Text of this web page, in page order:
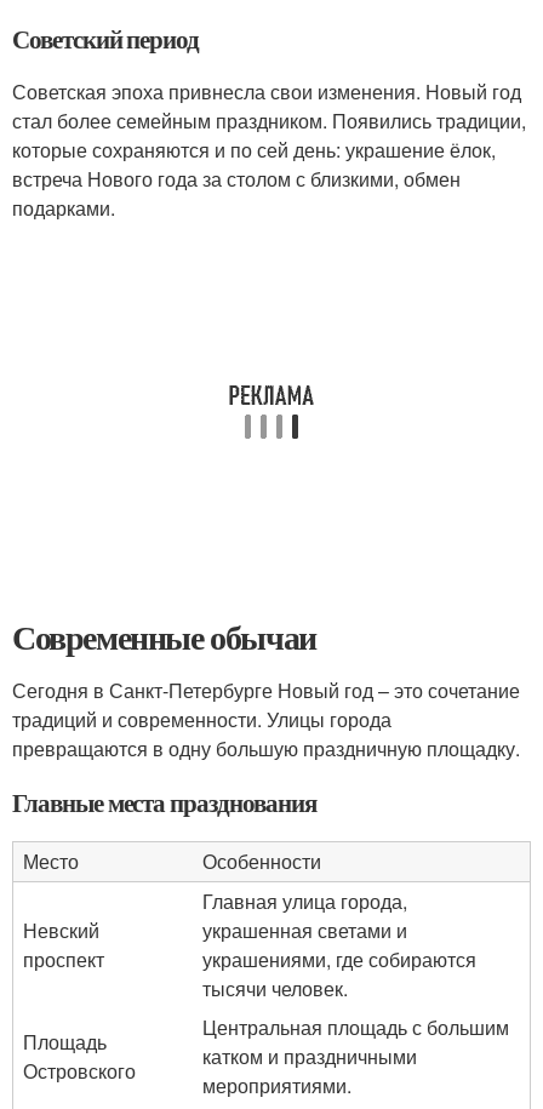
Советский период
Советская эпоха привнесла свои изменения. Новый год
стал более семейным праздником. Появились традиции,
которые сохраняются и по сей день: украшение ёлок,
встреча Нового года за столом с близкими, обмен
подарками.
Современные обычаи
Сегодня в Санкт-Петербурге Новый год – это сочетание
традиций и современности. Улицы города
превращаются в одну большую праздничную площадку.
Главные места празднования
Место Особенности
Невский
проспект
Главная улица города,
украшенная светами и
украшениями, где собираются
тысячи человек.
Площадь
Островского
Центральная площадь с большим
катком и праздничными
мероприятиями.